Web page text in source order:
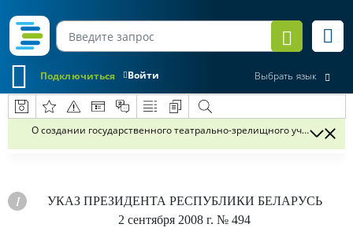
Войти
Подключиться Выбрать язык
О создании государственного театрально-зрелищного
УКАЗ ПРЕЗИДЕНТА РЕСПУБЛИКИ БЕЛАРУСЬ
2 сентября 2008 г. № 494